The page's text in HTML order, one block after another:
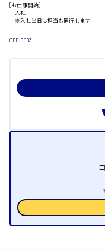
山口県
日給制すべて
[お仕事開始]
入社
※入社当日は担当も同行します
OFFICE03